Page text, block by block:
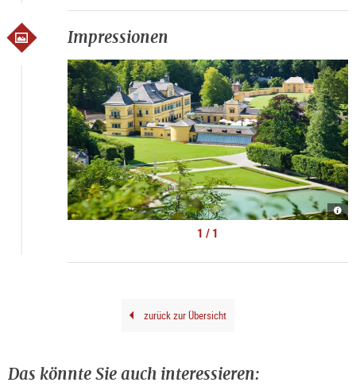
Impressionen
und
1 / 1
zurück zur Übersicht
Das könnte Sie auch interessieren: